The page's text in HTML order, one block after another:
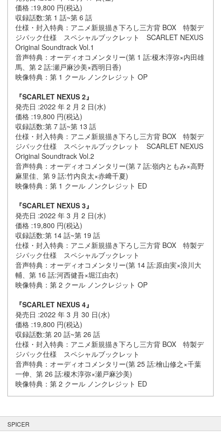
価格 :19,800 円(税込)
収録話数:第 1 話~第 6 話
仕様・封入特典：アニメ新規描き下ろし三方背 BOX 特製デ
ジパック仕様 スペシャルブックレット SCARLET NEXUS
Original Soundtrack Vol.1
音声特典：オーディオコメンタリー(第 1 話:榎木淳弥×内田雄
馬、第 2 話:瀬戸麻沙美×西明日香)
映像特典：第 1 クール ノンクレジット OP
『SCARLET NEXUS 2』
発売日 :2022 年 2 月 2 日(水)
価格 :19,800 円(税込)
収録話数:第 7 話~第 13 話
仕様・封入特典：アニメ新規描き下ろし三方背 BOX 特製デ
ジパック仕様 スペシャルブックレット SCARLET NEXUS
Original Soundtrack Vol.2
音声特典：オーディオコメンタリー(第 7 話:嶺内ともみ×高野
麻里佳、第 9 話:竹内良太×赤﨑千夏)
映像特典：第 1 クール ノンクレジット ED
『SCARLET NEXUS 3』
発売日 :2022 年 3 月 2 日(水)
価格 :19,800 円(税込)
収録話数:第 14 話~第 19 話
仕様・封入特典：アニメ新規描き下ろし三方背 BOX 特製デ
ジパック仕様 スペシャルブックレット
音声特典：オーディオコメンタリー(第 14 話:原由実×浪川大
輔、第 16 話:河西健吾×堀江由衣)
映像特典：第 2 クール ノンクレジット OP
『SCARLET NEXUS 4』
発売日 :2022 年 3 月 30 日(水)
価格 :19,800 円(税込)
収録話数:第 20 話~第 26 話
仕様・封入特典：アニメ新規描き下ろし三方背 BOX 特製デ
ジパック仕様 スペシャルブックレット
音声特典：オーディオコメンタリー(第 25 話:檜山修之×千葉
一伸、第 26 話:榎木淳弥×瀬戸麻沙美)
映像特典：第 2 クール ノンクレジット ED
SPICER